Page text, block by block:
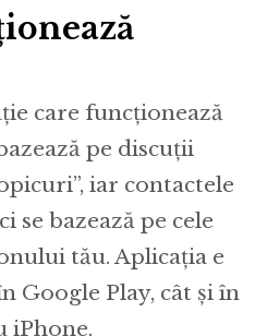
care funcționează
pe discuții
iar contactele
se bazează pe cele
tău. Aplicația e
Google Play, cât și în
iPhone.